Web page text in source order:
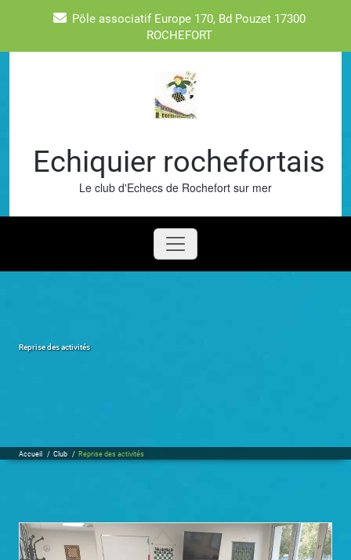
Pôle associatif Europe 170, Bd Pouzet 17300
ROCHEFORT
Echiquier rochefortais
Le club d'Echecs de Rochefort sur mer
Reprise des activités
Accueil / Club / Reprise des activités